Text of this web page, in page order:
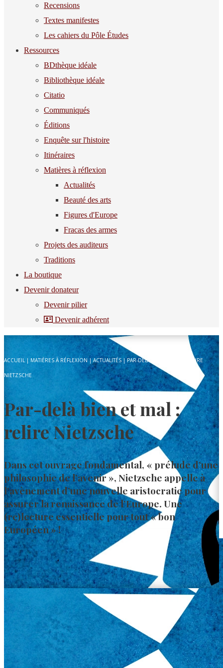
Recensions
Textes manifestes
Les cahiers du Pôle Études
Ressources
BDthèque idéale
Bibliothèque idéale
Citatio
Communiqués
Éditions
Enquête sur l'histoire
Itinéraires
Matières à réflexion
Actualités
Beauté des arts
Figures d'Europe
Fracas des armes
Projets des auditeurs
Traditions
La boutique
Devenir donateur
Devenir pilier
Devenir adhérent
ACCUEIL | MATIÈRES À RÉFLEXION |ACTUALITÉS|PAR-DELÀ BIEN ET MAL : RELIRE
NIETZSCHE
Par-delà bien et mal :
relire Nietzsche
Dans cet ouvrage fondamental, « prélude d’une
philosophie de l’avenir », Nietzsche appelle à
l’avènement d’une nouvelle aristocratie pour
assurer la renaissance de l’Europe. Une
(re)lecture essentielle pour tout « bon
Européen » !